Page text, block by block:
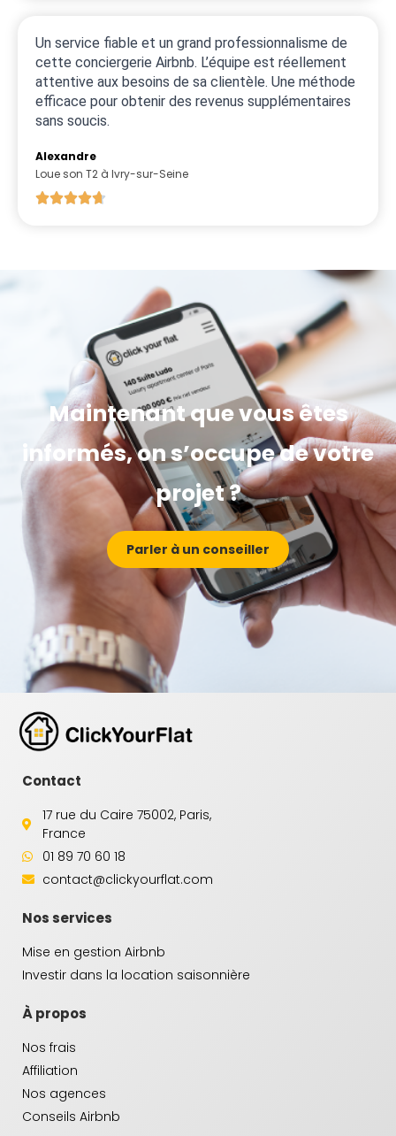
Un service fiable et un grand professionnalisme de
cette conciergerie Airbnb. L’équipe est réellement
attentive aux besoins de sa clientèle. Une méthode
efficace pour obtenir des revenus supplémentaires
sans soucis.
Alexandre
Loue son T2 à Ivry-sur-Seine
Maintenant que vous êtes
informés, on s’occupe de votre
projet ?
Parler à un conseiller
Contact
17 rue du Caire 75002, Paris,
France
01 89 70 60 18
contact@clickyourflat.com
Nos services
Mise en gestion Airbnb
Investir dans la location saisonnière
À propos
Nos frais
Affiliation
Nos agences
Conseils Airbnb